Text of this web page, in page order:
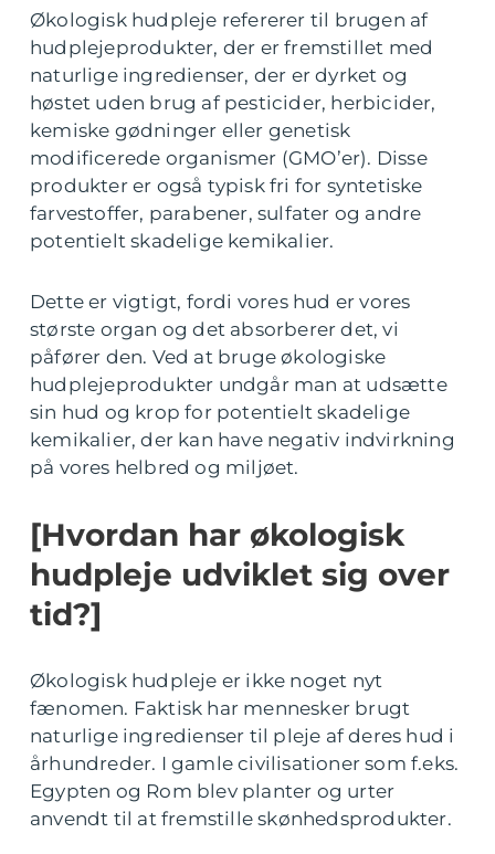
Økologisk hudpleje refererer til brugen af
hudplejeprodukter, der er fremstillet med
naturlige ingredienser, der er dyrket og
høstet uden brug af pesticider, herbicider,
kemiske gødninger eller genetisk
modificerede organismer (GMO’er). Disse
produkter er også typisk fri for syntetiske
farvestoffer, parabener, sulfater og andre
potentielt skadelige kemikalier.
Dette er vigtigt, fordi vores hud er vores
største organ og det absorberer det, vi
påfører den. Ved at bruge økologiske
hudplejeprodukter undgår man at udsætte
sin hud og krop for potentielt skadelige
kemikalier, der kan have negativ indvirkning
på vores helbred og miljøet.
[Hvordan har økologisk
hudpleje udviklet sig over
tid?]
Økologisk hudpleje er ikke noget nyt
fænomen. Faktisk har mennesker brugt
naturlige ingredienser til pleje af deres hud i
århundreder. I gamle civilisationer som f.eks.
Egypten og Rom blev planter og urter
anvendt til at fremstille skønhedsprodukter.